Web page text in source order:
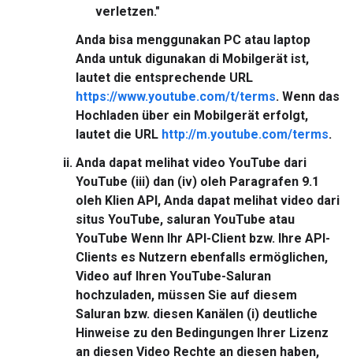
verletzen."
Anda bisa menggunakan PC atau laptop
Anda untuk digunakan di Mobilgerät ist,
lautet die entsprechende URL
https://www.youtube.com/t/terms. Wenn das
Hochladen über ein Mobilgerät erfolgt,
lautet die URL http://m.youtube.com/terms.
Anda dapat melihat video YouTube dari
YouTube (iii) dan (iv) oleh Paragrafen 9.1
oleh Klien API, Anda dapat melihat video dari
situs YouTube, saluran YouTube atau
YouTube Wenn Ihr API-Client bzw. Ihre API-
Clients es Nutzern ebenfalls ermöglichen,
Video auf Ihren YouTube-Saluran
hochzuladen, müssen Sie auf diesem
Saluran bzw. diesen Kanälen (i) deutliche
Hinweise zu den Bedingungen Ihrer Lizenz
an diesen Video Rechte an diesen haben,